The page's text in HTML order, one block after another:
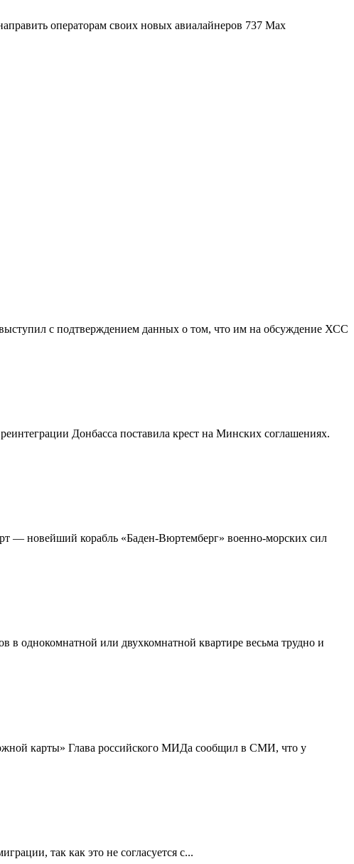
операторам своих новых авиалайнеров 737 Max
с подтверждением данных о том, что им на обсуждение ХСС
Донбасса поставила крест на Минских соглашениях.
— новейший корабль «Баден-Вюртемберг» военно-морских сил
в однокомнатной или двухкомнатной квартире весьма трудно и
карты» Глава российского МИДа сообщил в СМИ, что у
так как это не согласуется с...